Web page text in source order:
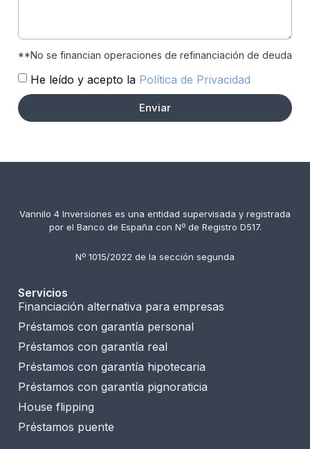
**No se financian operaciones de refinanciación de deuda
He leído y acepto la Política de Privacidad
Enviar
Vannilo 4 Inversiones es una entidad supervisada y registrada
por el Banco de España con Nº de Registro D517.
Nº 1015/2022 de la sección segunda
Servicios
Financiación alternativa para empresas
Préstamos con garantía personal
Préstamos con garantía real
Préstamos con garantía hipotecaria
Préstamos con garantía pignoraticia
House flipping
Préstamos puente